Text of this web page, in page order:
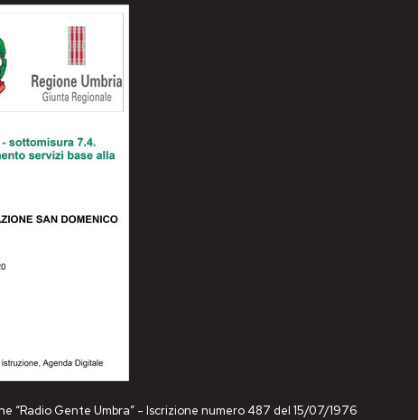
Gente Umbra” - Iscrizione numero 487 del 15/07/1976